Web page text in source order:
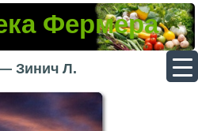
Фермера
Зинич Л.